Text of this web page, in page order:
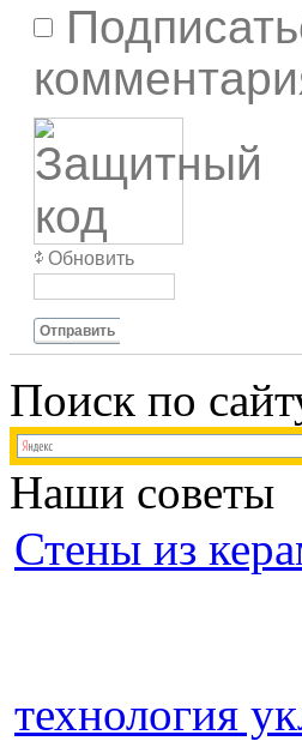
Обновить
Отправить
Поиск по
Наши советы
Стены из
технология